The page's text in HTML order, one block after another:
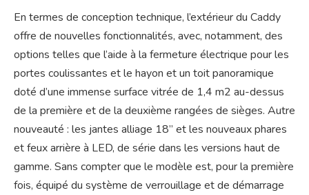
En termes de conception technique, l’extérieur du Caddy
offre de nouvelles fonctionnalités, avec, notamment, des
options telles que l’aide à la fermeture électrique pour les
portes coulissantes et le hayon et un toit panoramique
doté d’une immense surface vitrée de 1,4 m2 au-dessus
de la première et de la deuxième rangées de sièges. Autre
nouveauté : les jantes alliage 18” et les nouveaux phares
et feux arrière à LED, de série dans les versions haut de
gamme. Sans compter que le modèle est, pour la première
fois, équipé du système de verrouillage et de démarrage